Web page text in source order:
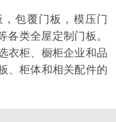
包覆门板，模压门
各类全屋定制门板。
衣柜、橱柜企业和品
、柜体和相关配件的